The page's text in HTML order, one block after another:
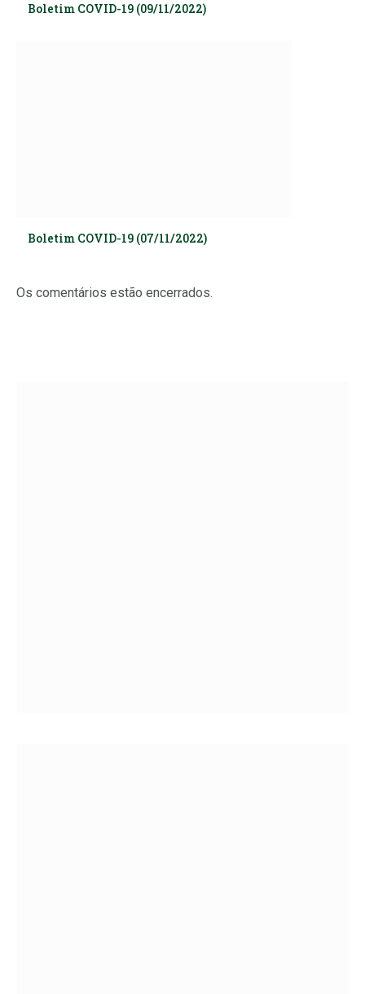
Boletim COVID-19 (09/11/2022)
Boletim COVID-19 (07/11/2022)
Os comentários estão encerrados.